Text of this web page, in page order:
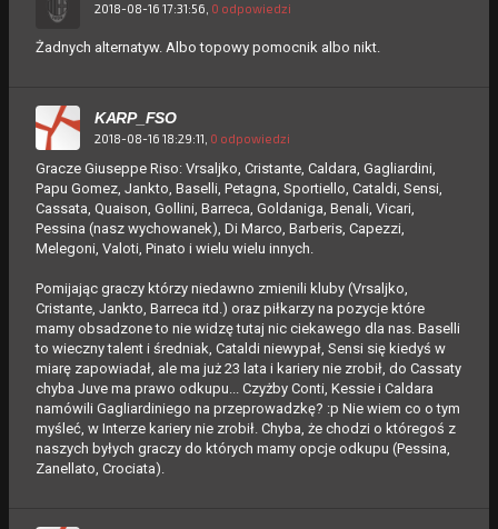
2018-08-16 17:31:56, 0 odpowiedzi
Żadnych alternatyw. Albo topowy pomocnik albo nikt.
KARP_FSO
2018-08-16 18:29:11, 0 odpowiedzi
Gracze Giuseppe Riso: Vrsaljko, Cristante, Caldara, Gagliardini,
Papu Gomez, Jankto, Baselli, Petagna, Sportiello, Cataldi, Sensi,
Cassata, Quaison, Gollini, Barreca, Goldaniga, Benali, Vicari,
Pessina (nasz wychowanek), Di Marco, Barberis, Capezzi,
Melegoni, Valoti, Pinato i wielu wielu innych.
Pomijając graczy którzy niedawno zmienili kluby (Vrsaljko,
Cristante, Jankto, Barreca itd.) oraz piłkarzy na pozycje które
mamy obsadzone to nie widzę tutaj nic ciekawego dla nas. Baselli
to wieczny talent i średniak, Cataldi niewypał, Sensi się kiedyś w
miarę zapowiadał, ale ma już 23 lata i kariery nie zrobił, do Cassaty
chyba Juve ma prawo odkupu... Czyżby Conti, Kessie i Caldara
namówili Gagliardiniego na przeprowadzkę? :p Nie wiem co o tym
myśleć, w Interze kariery nie zrobił. Chyba, że chodzi o któregoś z
naszych byłych graczy do których mamy opcje odkupu (Pessina,
Zanellato, Crociata).